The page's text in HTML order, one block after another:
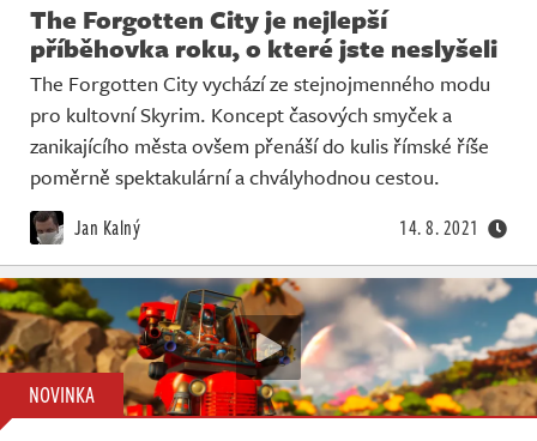
The Forgotten City je nejlepší
příběhovka roku, o které jste neslyšeli
The Forgotten City vychází ze stejnojmenného modu
pro kultovní Skyrim. Koncept časových smyček a
zanikajícího města ovšem přenáší do kulis římské říše
poměrně spektakulární a chvályhodnou cestou.
Jan Kalný 14. 8. 2021
NOVINKA